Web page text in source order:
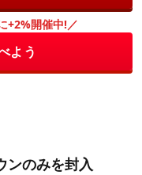
+2%開催中!／
よう
ンのみを封入